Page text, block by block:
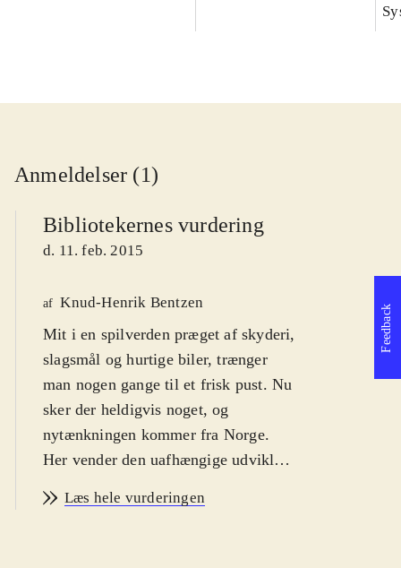
Anmeldelser (1)
Bibliotekernes vurdering
d. 11. feb. 2015
af Knud-Henrik Bentzen
Mit i en spilverden præget af skyderi,
slagsmål og hurtige biler, trænger
man nogen gange til et frisk pust. Nu
sker der heldigvis noget, og
nytænkningen kommer fra Norge.
Her vender den uafhængige udvikler
platformsgenren. For voksne
Læs hele vurderingen
Feedback